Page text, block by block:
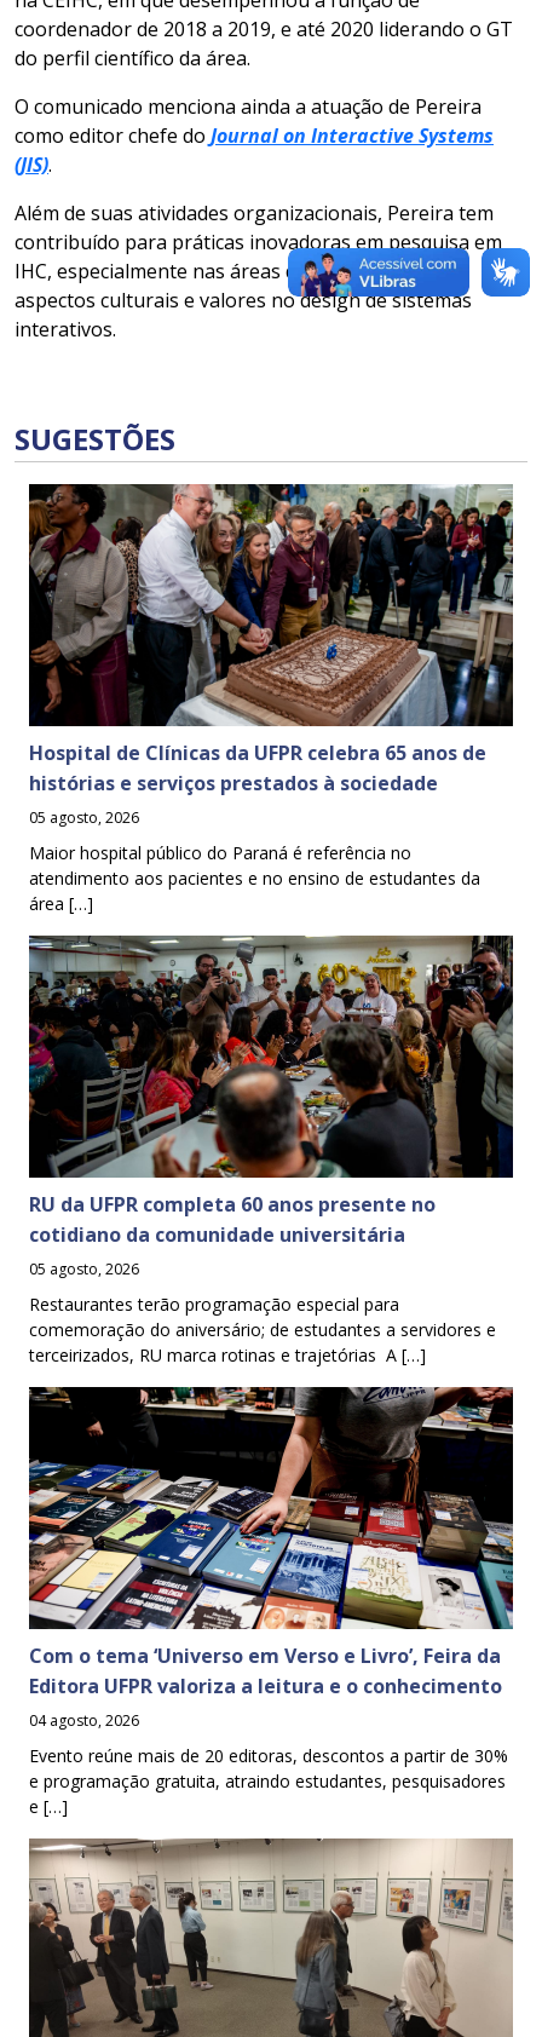
coordenador de 2018 a 2019, e até 2020 liderando o GT
do perfil científico da área.
O comunicado menciona ainda a atuação de Pereira
como editor chefe do Journal on Interactive Systems
(JIS).
Além de suas atividades organizacionais, Pereira tem
contribuído para práticas inovadoras em pesquisa em
IHC, especialmente nas áreas de educação e nos
aspectos culturais e valores no design de sistemas
interativos.
SUGESTÕES
Hospital de Clínicas da UFPR celebra 65 anos de
histórias e serviços prestados à sociedade
05 agosto, 2026
Maior hospital público do Paraná é referência no
atendimento aos pacientes e no ensino de estudantes da
área […]
RU da UFPR completa 60 anos presente no
cotidiano da comunidade universitária
05 agosto, 2026
Restaurantes terão programação especial para
comemoração do aniversário; de estudantes a servidores e
terceirizados, RU marca rotinas e trajetórias A […]
Com o tema ‘Universo em Verso e Livro’, Feira da
Editora UFPR valoriza a leitura e o conhecimento
04 agosto, 2026
Evento reúne mais de 20 editoras, descontos a partir de 30%
e programação gratuita, atraindo estudantes, pesquisadores
e […]